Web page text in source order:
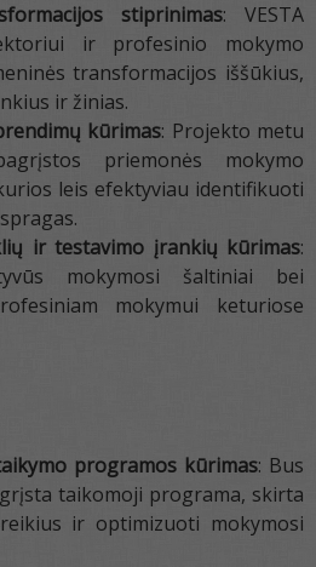
stiprinimas: VESTA
ir profesinio mokymo
transformacijos iššūkius,
ir žinias.
kūrimas: Projekto metu
priemonės mokymo
leis efektyviau identifikuoti
ir testavimo įrankių kūrimas:
mokymosi šaltiniai bei
mokymui keturiose
programos kūrimas: Bus
taikomoji programa, skirta
ir optimizuoti mokymosi